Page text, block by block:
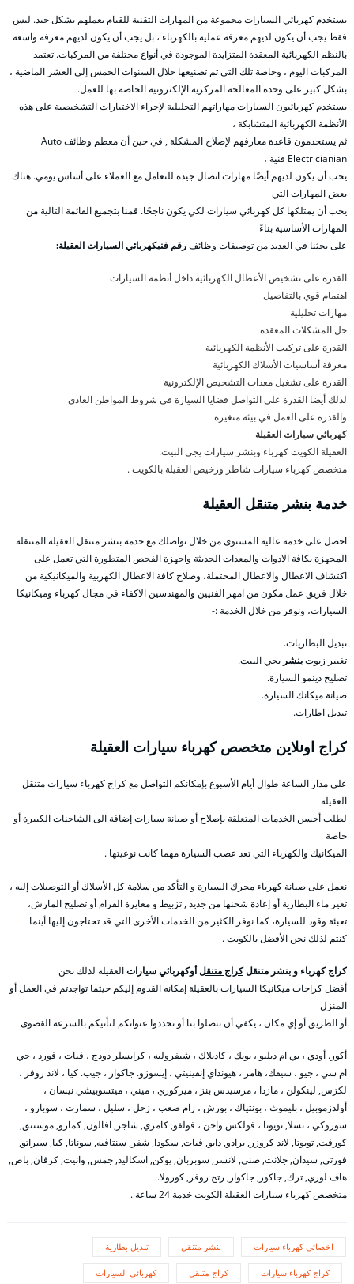
يستخدم كهربائي السيارات مجموعة من المهارات التقنية للقيام بعملهم بشكل جيد. ليس
فقط يجب أن يكون لديهم معرفة عملية بالكهرباء ، بل يجب أن يكون لديهم معرفة واسعة
بالنظم الكهربائية المعقدة المتزايدة الموجودة في أنواع مختلفة من المركبات. تعتمد
المركبات اليوم ، وخاصة تلك التي تم تصنيعها خلال السنوات الخمس إلى العشر الماضية ،
بشكل كبير على وحدة المعالجة المركزية الإلكترونية الخاصة بها للعمل.
يستخدم كهربائيون السيارات مهاراتهم التحليلية لإجراء الاختبارات التشخيصية على هذه
الأنظمة الكهربائية المتشابكة ،
ثم يستخدمون قاعدة معارفهم لإصلاح المشكلة , في حين أن معظم وظائف Auto
Electricianian فنية ،
يجب أن يكون لديهم أيضًا مهارات اتصال جيدة للتعامل مع العملاء على أساس يومي. هناك
بعض المهارات التي
يجب أن يمتلكها كل كهربائي سيارات لكي يكون ناجحًا. قمنا بتجميع القائمة التالية من
المهارات الأساسية بناءً
على بحثنا في العديد من توصيفات وظائفرقم فنيكهربائي السيارات العقيلة:
القدرة على تشخيص الأعطال الكهربائية داخل أنظمة السيارات
اهتمام قوي بالتفاصيل
مهارات تحليلية
حل المشكلات المعقدة
القدرة على تركيب الأنظمة الكهربائية
معرفة أساسيات الأسلاك الكهربائية
القدرة على تشغيل معدات التشخيص الإلكترونية
لذلك أيضا القدرة على التواصل قضايا السيارة في شروط المواطن العادي
والقدرة على العمل في بيئة متغيرة
كهربائي سيارات العقيلة
العقيلة الكويت كهرباء وبنشر سيارات يجي البيت.
متخصص كهرباء سيارات شاطر ورخيص العقيلة بالكويت .
خدمة بنشر متنقل العقيلة
احصل على خدمة عالية المستوى من خلال تواصلك مع خدمة بنشر متنقل العقيلة المتنقلة
المجهزة بكافة الادوات والمعدات الحديثة واجهزة الفحص المتطورة التي تعمل على
اكتشاف الاعطال والاعطال المحتملة، وصلاح كافة الاعطال الكهربية والميكانيكية من
خلال فريق عمل مكون من امهر الفنيين والمهندسين الاكفاء في مجال كهرباء وميكانيكا
السيارات، ونوفر من خلال الخدمة :-
تبديل البطاريات.
تغيير زيوتبنشر يجي البيت.
تصليح دينمو السيارة.
صيانة ميكانك السيارة.
تبديل اطارات.
كراج اونلاين متخصص كهرباء سيارات العقيلة
على مدار الساعة طوال أيام الأسبوع بإمكانكم التواصل مع كراج كهرباء سيارات متنقل
العقيلة
لطلب أحسن الخدمات المتعلقة بإصلاح أو صيانة سيارات إضافة الى الشاحنات الكبيرة أو
خاصة
الميكانيك والكهرباء التي تعد عصب السيارة مهما كانت نوعيتها .
نعمل على صيانة كهرباء محرك السيارة و التأكد من سلامة كل الأسلاك أو التوصيلات إليه ،
تغير ماء البطارية أو إعادة شحنها من جديد , تزبيط و معايرة الفرام أو تصليح المارش،
تعبئة وقود للسيارة، كما نوفر الكثير من الخدمات الأخرى التي قد تحتاجون إليها أينما
كنتم لذلك نحن الأفضل بالكويت .
كراج كهرباء و بنشر متنقلكراج متنقلأوكهربائي سياراتالعقيلة لذلك نحن
أفضل كراجات ميكانيكا السيارات بالعقيلة إمكانه القدوم إليكم حيثما تواجدتم في العمل أو
المنزل
أو الطريق أو إي مكان ، يكفي أن تتصلوا بنا أو تحددوا عنوانكم لنأتيكم بالسرعة القصوى
أكور. أودي ، بي ام دبليو ، بويك ، كاديلاك ، شيفروليه ، كرايسلر دودج ، فيات ، فورد ، جي
ام سي ، جيو ، سيفك، هامر ، هيونداي إنفينيتي ، إيسوزو. جاكوار ، جيب. كيا ، لاند روفر ،
لكزس, لينكولن ، مازدا ، مرسيدس بنز ، ميركوري ، ميني ، ميتسوبيشي نيسان ،
أولدزموبيل ، بليموث ، بونتياك ، بورش ، رام صعب ، زحل ، سليل ، سمارت ، سوبارو ،
سوزوكي ، تسلا, تويوتا ، فولكس واجن ، فولفو, كامري, شاجر, افالون, كمارو, موستنق,
كورفت, تويوتا, لاند كروزر, برادو, دايو, فيات, سكودا, شفر, سنتافيه, سوناتا, كيا, سيراتو,
فورتي, سيدان, جلانت, صني, لانسر, سوبربان, يوكن, اسكاليد, جمس, وانيت, كرفان, باص,
هاف لوري, ترك, جاكور, جاكوار, رتج روفر, كورولا.
متخصص كهرباء سيارات العقيلة الكويت خدمة 24 ساعة .
اخصائي كهرباء سيارات بنشر متنقل تبديل بطارية
كراج كهرباء سيارات كراج متنقل كهربائي السيارات